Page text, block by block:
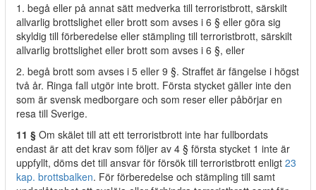
1. begå eller på annat sätt medverka till terroristbrott, särskilt
allvarlig brottslighet eller brott som avses i 6 § eller göra sig
skyldig till förberedelse eller stämpling till terroristbrott, särskilt
allvarlig brottslighet eller brott som avses i 6 §, eller
2. begå brott som avses i 5 eller 9 §. Straffet är fängelse i högst
två år. Ringa fall utgör inte brott. Första stycket gäller inte den
som är svensk medborgare och som reser eller påbörjar en
resa till Sverige.
11 § Om skälet till att ett terroristbrott inte har fullbordats
endast är att det krav som följer av 4 § första stycket 1 inte är
uppfyllt, döms det till ansvar för försök till terroristbrott enligt 23
kap. brottsbalken. För förberedelse och stämpling till samt